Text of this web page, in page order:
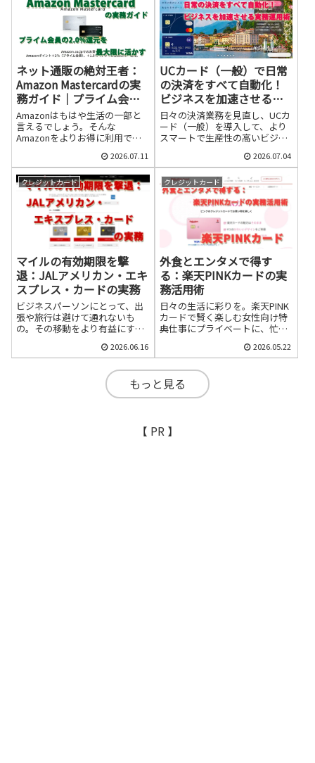
ネット通販の絶対王者：
Amazon Mastercardの実
務ガイド｜プライム会員
の2.0%還元を最大限に活
かす
Amazonはもはや生活の一部と
言えるでしょう。そんな
Amazonをよりお得に利用でき
です。特にAmazonプライム会
員であれば、Amazonでの利用
時に常時2.0%という驚異的な還
元率を享受できます。
2026.07.11
UCカード（一般）で日常
の決済をすべて自動化！
ビジネスを加速させる実
務運用術
日々の決済業務を見直し、UCカ
ード（一般）を導入して、より
スマートで生産性の高いビジネ
2026.07.04
クレジットカード
マイルの有効期限を撃
退：JALアメリカン・エキ
スプレス・カードの実務
ビジネスパーソンにとって、出
張や旅行は避けて通れないも
の。その移動をより有益にする
用は必須と言えるでしょう。特
に、JALマイレージバンク
（JMB）とアメリカン・エキス
プレス（アメックス）の提携カ
ードは、マイルを効率的に貯め
2026.06.16
クレジットカード
外食とエンタメで得す
る：楽天PINKカードの実
務活用術
日々の生活に彩りを。楽天PINK
カードで賢く楽しむ女性向け特
典仕事にプライベートに、忙し
ネスパーソン女性の皆さん。限
られた時間とお金を、どうせな
ら最大限に活用したいですよ
ね。そんなあなたに、今回は
「楽天PINKカード」の女性向け
いこなすか、具体的な活用術を
2026.05.22
もっと見る
【 PR 】